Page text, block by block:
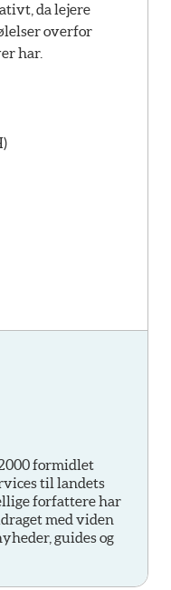
da lejere
overfor
har.
formidlet
til landets
forfattere har
med viden
guides og